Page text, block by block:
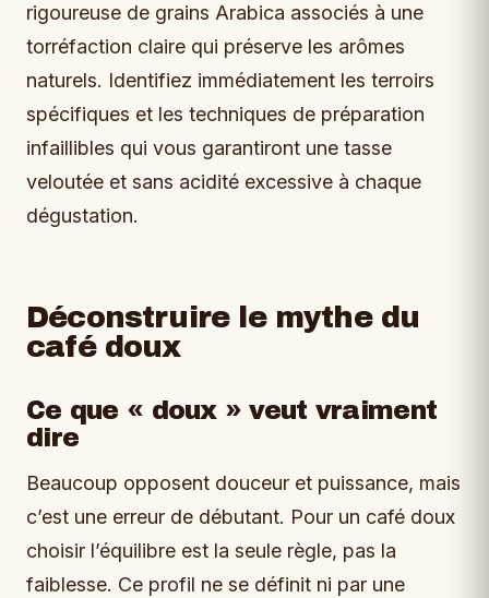
rigoureuse de grains Arabica associés à une
torréfaction claire qui préserve les arômes
naturels. Identifiez immédiatement les terroirs
spécifiques et les techniques de préparation
infaillibles qui vous garantiront une tasse
veloutée et sans acidité excessive à chaque
dégustation.
Déconstruire le mythe du
café doux
Ce que « doux » veut vraiment
dire
Beaucoup opposent douceur et puissance, mais
c’est une erreur de débutant. Pour un café doux
choisir l’équilibre est la seule règle, pas la
faiblesse. Ce profil ne se définit ni par une